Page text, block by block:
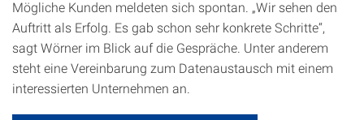
Mögliche Kunden meldeten sich spontan. „Wir sehen den
Auftritt als Erfolg. Es gab schon sehr konkrete Schritte“,
sagt Wörner im Blick auf die Gespräche. Unter anderem
steht eine Vereinbarung zum Datenaustausch mit einem
interessierten Unternehmen an.